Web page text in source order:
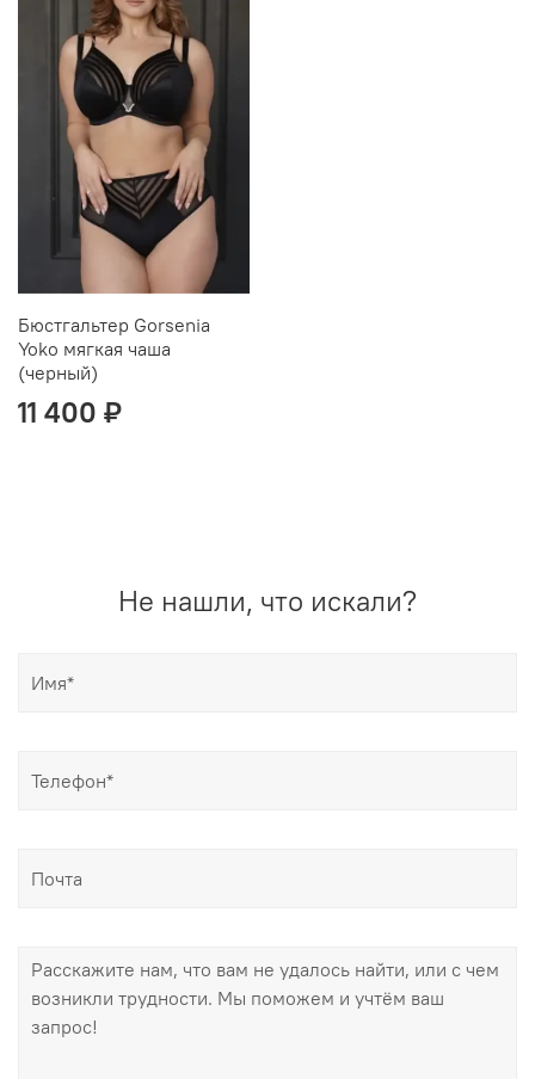
Бюстгальтер Gorsenia
Yoko мягкая чаша
(черный)
11 400 ₽
Не нашли, что искали?